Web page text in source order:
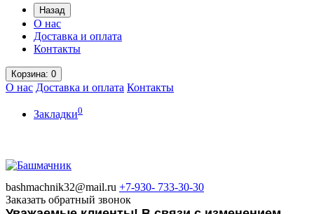
Назад
О нас
Доставка и оплата
Контакты
Корзина: 0
О нас Доставка и оплата Контакты
Закладки0
bashmachnik32@mail.ru +7-930- 733-30-30
Заказать обратный звонок